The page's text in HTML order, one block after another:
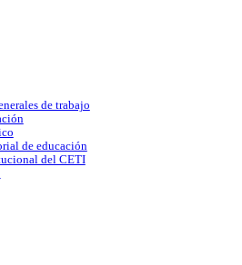
generales de trabajo
creación
orgánico
Sectorial de educación
Institucional del CETI